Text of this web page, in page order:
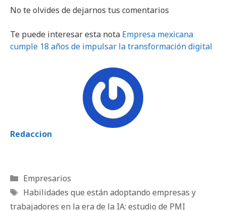
No te olvides de dejarnos tus comentarios
Te puede interesar esta nota Empresa mexicana
cumple 18 años de impulsar la transformación digital
Redaccion
Categorías
Empresarios
Etiquetas
Habilidades que están adoptando empresas y
trabajadores en la era de la IA: estudio de PMI